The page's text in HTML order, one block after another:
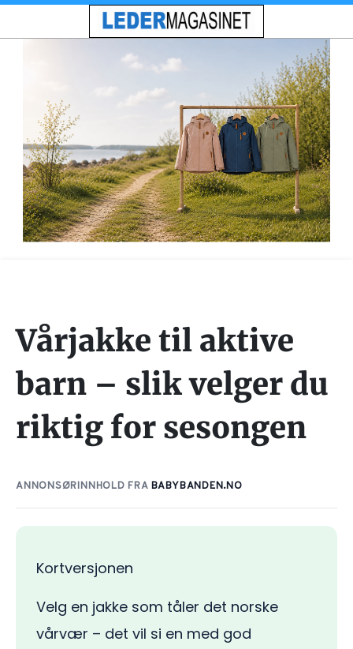
Vårjakke til aktive
barn – slik velger du
riktig for sesongen
ANNONSØRINNHOLD FRA BABYBANDEN.NO
Kortversjonen
Velg en jakke som tåler det norske
vårvær – det vil si en med god